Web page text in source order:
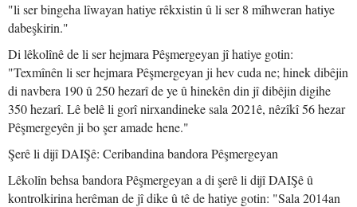
"li ser bingeha lîwayan hatiye rêkxistin û li ser 8 mîhweran hatiye
dabeşkirin."
Di lêkolînê de li ser hejmara Pêşmergeyan jî hatiye gotin:
"Texmînên li ser hejmara Pêşmergeyan ji hev cuda ne; hinek dibêjin
di navbera 190 û 250 hezarî de ye û hinekên din jî dibêjin digihe
350 hezarî. Lê belê li gorî nirxandineke sala 2021ê, nêzîkî 56 hezar
Pêşmergeyên ji bo şer amade hene."
Şerê li dijî DAIŞê: Ceribandina bandora Pêşmergeyan
Lêkolîn behsa bandora Pêşmergeyan a di şerê li dijî DAIŞê û
kontrolkirina herêman de jî dike û tê de hatiye gotin: "Sala 2014an